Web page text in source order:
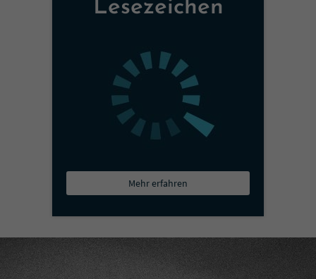
Lesezeichen
Mehr erfahren